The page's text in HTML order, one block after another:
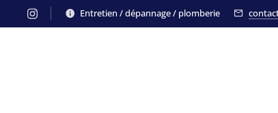
Entretien / dépannage / plomberie